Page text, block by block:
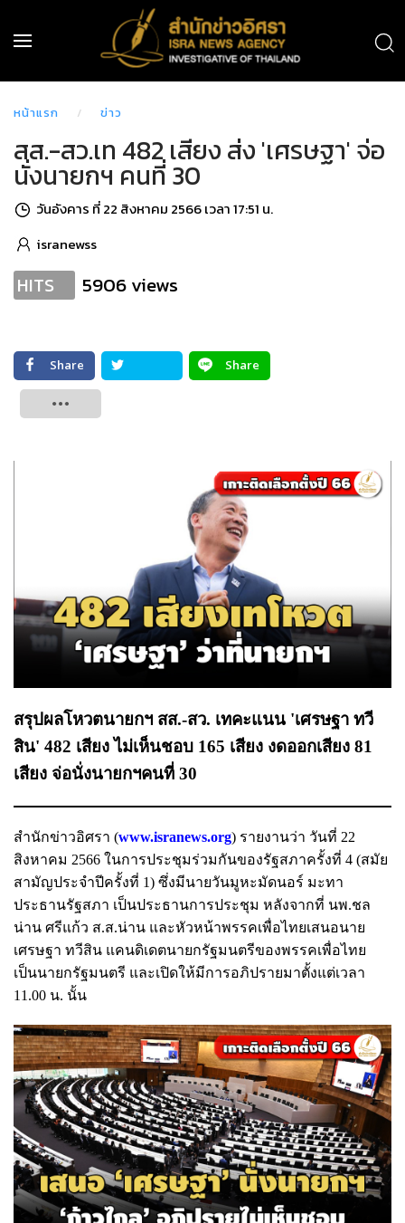
หน้าแรก ข่าว
สส.-สว.เท 482 เสียง ส่ง 'เศรษฐา' จ่อ
นั่งนายกฯ คนที่ 30
วันอังคาร ที่ 22 สิงหาคม 2566 เวลา 17:51 น.
isranewss
HITS 5906 views
Share
Share
สรุปผลโหวตนายกฯ สส.-สว. เทคะแนน 'เศรษฐา ทวี
สิน' 482 เสียง ไม่เห็นชอบ 165 เสียง งดออกเสียง 81
เสียง จ่อนั่งนายกฯคนที่ 30
สำนักข่าวอิศรา (www.isranews.org) รายงานว่า วันที่ 22
สิงหาคม 2566 ในการประชุมร่วมกันของรัฐสภาครั้งที่ 4 (สมัย
สามัญประจำปีครั้งที่ 1) ซึ่งมีนายวันมูหะมัดนอร์ มะทา
ประธานรัฐสภา เป็นประธานการประชุม หลังจากที่ นพ.ชล
น่าน ศรีแก้ว ส.ส.น่าน และหัวหน้าพรรคเพื่อไทยเสนอนาย
เศรษฐา ทวีสิน แคนดิเดตนายกรัฐมนตรีของพรรคเพื่อไทย
เป็นนายกรัฐมนตรี และเปิดให้มีการอภิปรายมาตั้งแต่เวลา
11.00 น. นั้น